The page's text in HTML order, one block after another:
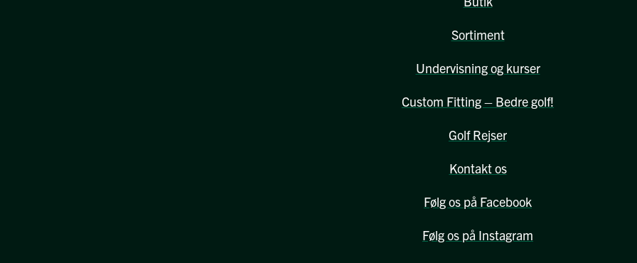
Sortiment
Undervisning og kurser
Custom Fitting – Bedre golf!
Golf Rejser
Kontakt os
Følg os på Facebook
Følg os på Instagram